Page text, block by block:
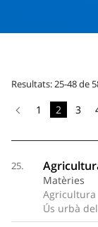
Resultats: 25-48 de
1 2 3
25.
Matèries
Agricultura
Ús urbà